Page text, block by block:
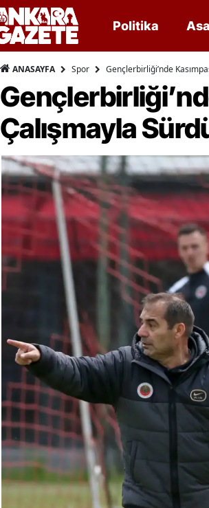
Politika
ANASAYFA Spor Gençlerbirliği’nde
Çalışmayla